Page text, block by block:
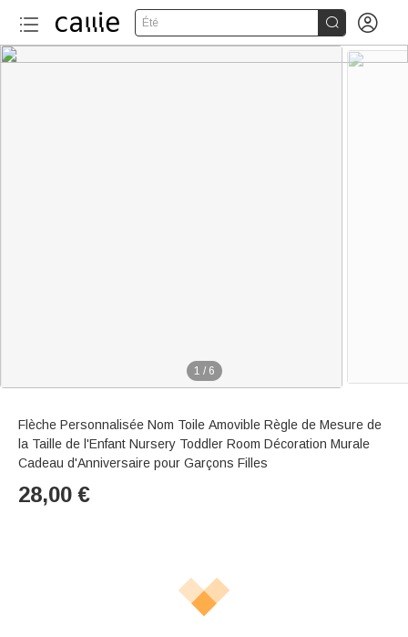
Été  
1 / 6
Flèche Personnalisée Nom Toile Amovible Règle de Mesure de
la Taille de l'Enfant Nursery Toddler Room Décoration Murale
Cadeau d'Anniversaire pour Garçons Filles
28,00 €